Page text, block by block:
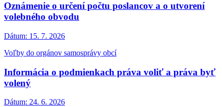
Oznámenie o určení počtu poslancov a o utvorení
volebného obvodu
Dátum: 15. 7. 2026
Voľby do orgánov samosprávy obcí
Informácia o podmienkach práva voliť a práva byť
volený
Dátum: 24. 6. 2026